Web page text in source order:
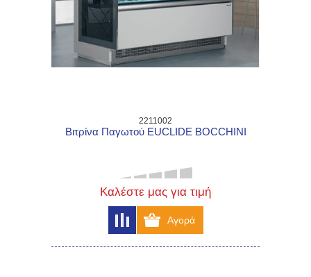
2211002
Βιτρίνα Παγωτού EUCLIDE BOCCHINI
Καλέστε μας για τιμή